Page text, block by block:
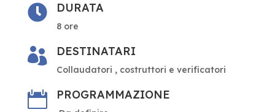
 DURATA
8 ore
 DESTINATARI
Collaudatori , costruttori e verificatori
 PROGRAMMAZIONE